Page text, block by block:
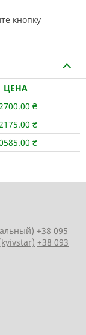
кнопку
ЦЕНА
₴
₴
₴
+38 095
+38 093